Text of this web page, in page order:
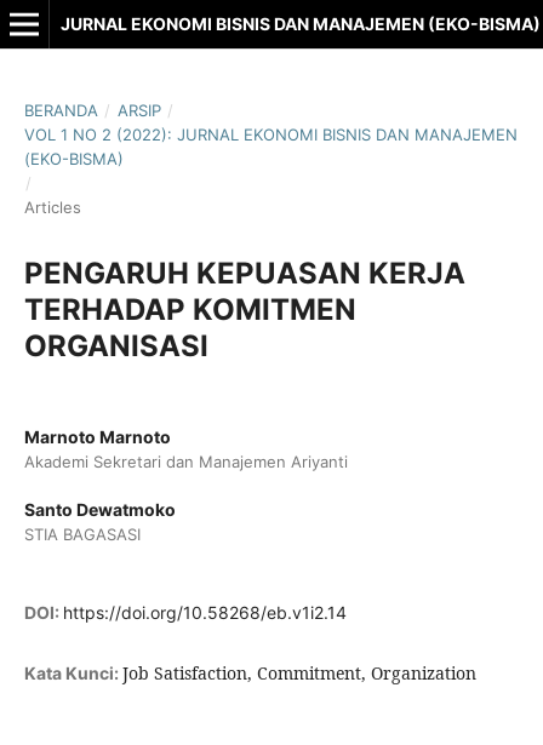
JURNAL EKONOMI BISNIS DAN MANAJEMEN (EKO-BISMA)
BERANDA / ARSIP /
VOL 1 NO 2 (2022): JURNAL EKONOMI BISNIS DAN MANAJEMEN
(EKO-BISMA)
/
Articles
PENGARUH KEPUASAN KERJA
TERHADAP KOMITMEN
ORGANISASI
Marnoto Marnoto
Akademi Sekretari dan Manajemen Ariyanti
Santo Dewatmoko
STIA BAGASASI
DOI: https://doi.org/10.58268/eb.v1i2.14
Kata Kunci: Job Satisfaction, Commitment, Organization